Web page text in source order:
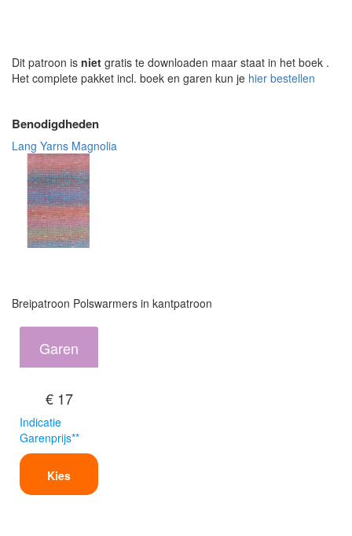
Dit patroon is niet gratis te downloaden maar staat in het boek .
Het complete pakket incl. boek en garen kun je hier bestellen
Benodigdheden
Lang Yarns Magnolia
Breipatroon Polswarmers in kantpatroon
Garen
€ 17
Indicatie
Garenprijs**
Kies